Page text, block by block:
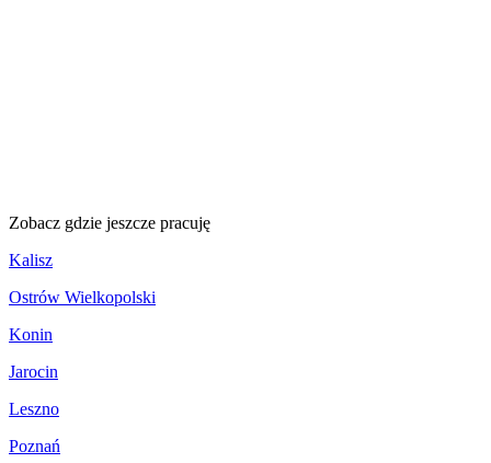
Zobacz gdzie jeszcze pracuję
Kalisz
Ostrów Wielkopolski
Konin
Jarocin
Leszno
Poznań